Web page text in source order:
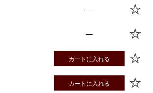
25.7cm
—
—
カートに入れる
カートに入れる